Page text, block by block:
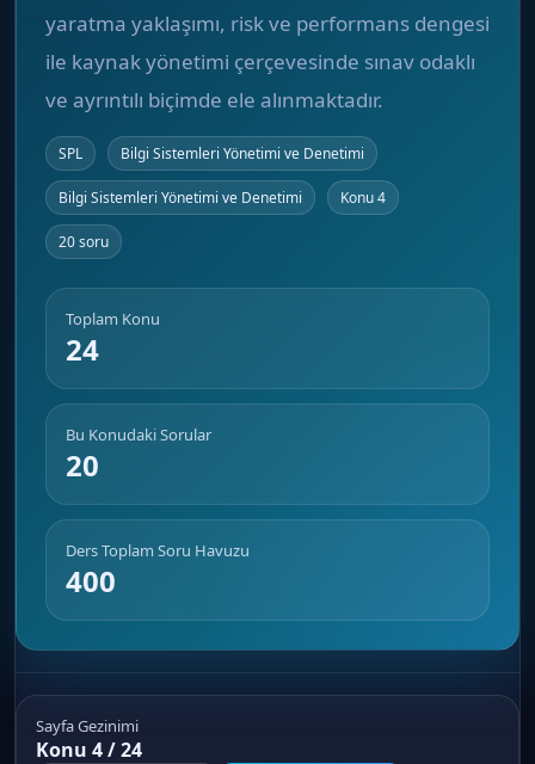
yaratma yaklaşımı, risk ve performans dengesi
ile kaynak yönetimi çerçevesinde sınav odaklı
ve ayrıntılı biçimde ele alınmaktadır.
SPL Bilgi Sistemleri Yönetimi ve Denetimi
Bilgi Sistemleri Yönetimi ve Denetimi Konu 4
20 soru
Toplam Konu
24
Bu Konudaki Sorular
20
Ders Toplam Soru Havuzu
400
Sayfa Gezinimi
Konu 4 / 24